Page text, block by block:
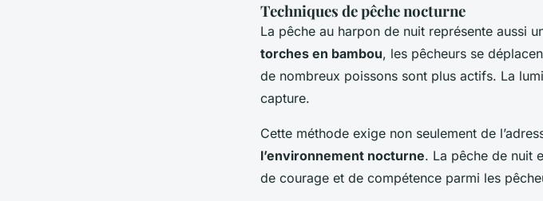
Techniques de pêche nocturne
La pêche au harpon de nuit représente aussi
torches en bambou, les pêcheurs se
de nombreux poissons sont plus actifs. La
capture.
Cette méthode exige non seulement de
l’environnement nocturne. La pêche de nuit
de courage et de compétence parmi les